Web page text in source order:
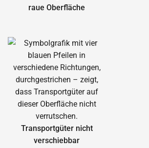
raue Oberfläche
Transportgüter nicht
verschiebbar